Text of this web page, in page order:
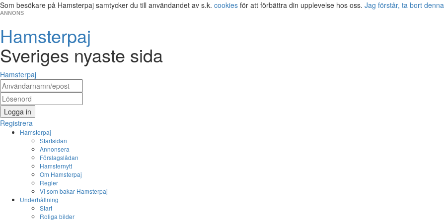
Som besökare på Hamsterpaj samtycker du till användandet av s.k. cookies för att förbättra din upplevelse hos oss. Jag förstår, ta bort
ANNONS
Hamsterpaj
Sveriges nyaste sida
Hamsterpaj
Logga in
Registrera
Hamsterpaj
Startsidan
Annonsera
Förslagslådan
Hamsternytt
Om Hamsterpaj
Regler
Vi som bakar Hamsterpaj
Underhållning
Start
Roliga bilder